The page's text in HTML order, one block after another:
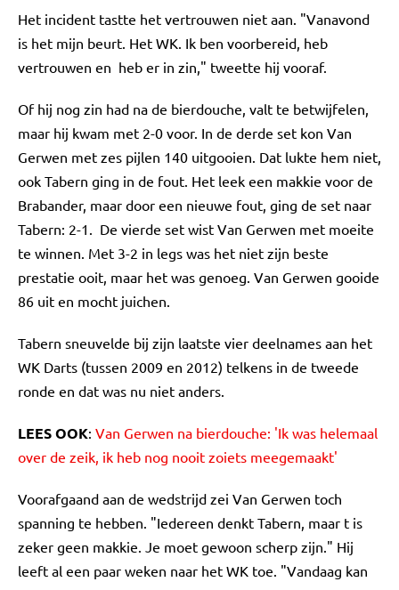
Het incident tastte het vertrouwen niet aan. "Vanavond
is het mijn beurt. Het WK. Ik ben voorbereid, heb
vertrouwen en heb er in zin," tweette hij vooraf.
Of hij nog zin had na de bierdouche, valt te betwijfelen,
maar hij kwam met 2-0 voor. In de derde set kon Van
Gerwen met zes pijlen 140 uitgooien. Dat lukte hem niet,
ook Tabern ging in de fout. Het leek een makkie voor de
Brabander, maar door een nieuwe fout, ging de set naar
Tabern: 2-1. De vierde set wist Van Gerwen met moeite
te winnen. Met 3-2 in legs was het niet zijn beste
prestatie ooit, maar het was genoeg. Van Gerwen gooide
86 uit en mocht juichen.
Tabern sneuvelde bij zijn laatste vier deelnames aan het
WK Darts (tussen 2009 en 2012) telkens in de tweede
ronde en dat was nu niet anders.
LEES OOK: Van Gerwen na bierdouche: 'Ik was helemaal
over de zeik, ik heb nog nooit zoiets meegemaakt'
Voorafgaand aan de wedstrijd zei Van Gerwen toch
spanning te hebben. "Iedereen denkt Tabern, maar t is
zeker geen makkie. Je moet gewoon scherp zijn." Hij
leeft al een paar weken naar het WK toe. "Vandaag kan